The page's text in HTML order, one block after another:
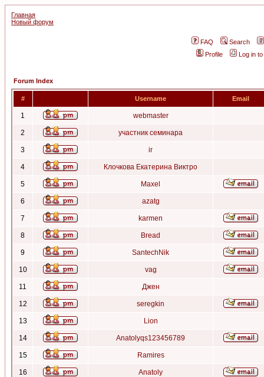
Главная
Новый форум
FAQ
Search
Profile
Log in
Forum Index
# Username Email
1 webmaster
2 участник семинара
3 ir
4 Клочкова Екатерина Виктро
5 Maxel
6 azatg
7 karmen
8 Bread
9 SantechNik
10 vag
11 Джен
12 seregkin
13 Lion
14 Anatolyqs123456789
15 Ramires
16 Anatoly